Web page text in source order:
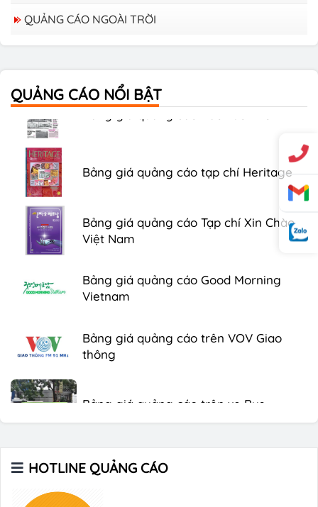
QUẢNG CÁO NGOÀI TRỜI
QUẢNG CÁO NỔI BẬT
Bảng giá quảng cáo trên xe Bus
Bảng giá quảng cáo Báo Tuổi Trẻ
Bảng giá quảng cáo tạp chí Heritage
Việt Nam
Vietnam
thông
Bảng giá quảng cáo Báo Tuổi Trẻ
HOTLINE QUẢNG CÁO